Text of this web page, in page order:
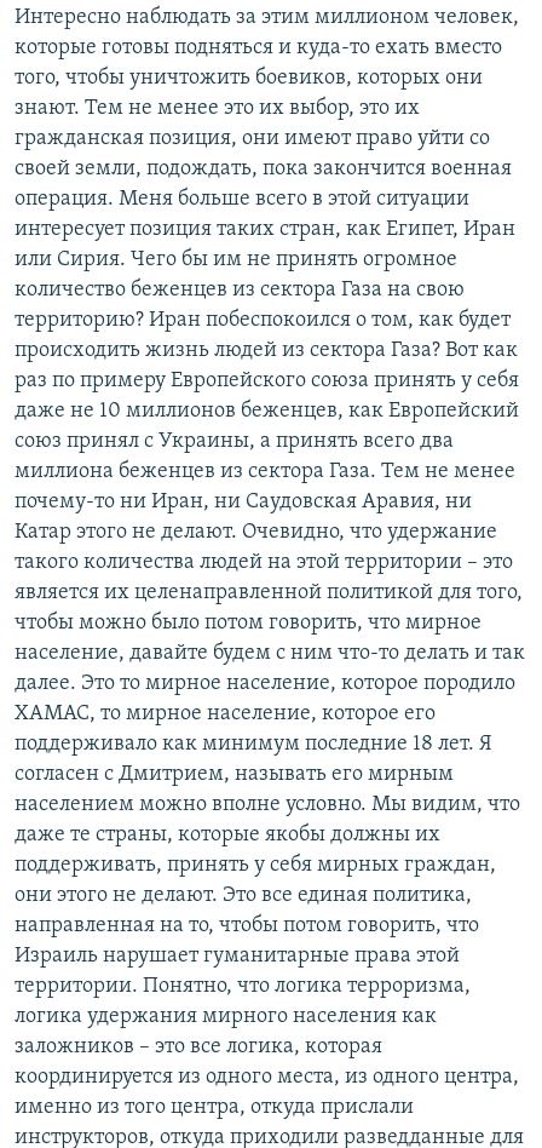
Интересно наблюдать за этим миллионом человек,
которые готовы подняться и куда-то ехать вместо
того, чтобы уничтожить боевиков, которых они
знают. Тем не менее это их выбор, это их
гражданская позиция, они имеют право уйти со
своей земли, подождать, пока закончится военная
операция. Меня больше всего в этой ситуации
интересует позиция таких стран, как Египет, Иран
или Сирия. Чего бы им не принять огромное
количество беженцев из сектора Газа на свою
территорию? Иран побеспокоился о том, как будет
происходить жизнь людей из сектора Газа? Вот как
раз по примеру Европейского союза принять у себя
даже не 10 миллионов беженцев, как Европейский
союз принял с Украины, а принять всего два
миллиона беженцев из сектора Газа. Тем не менее
почему-то ни Иран, ни Саудовская Аравия, ни
Катар этого не делают. Очевидно, что удержание
такого количества людей на этой территории – это
является их целенаправленной политикой для того,
чтобы можно было потом говорить, что мирное
население, давайте будем с ним что-то делать и так
далее. Это то мирное население, которое породило
ХАМАС, то мирное население, которое его
поддерживало как минимум последние 18 лет. Я
согласен с Дмитрием, называть его мирным
населением можно вполне условно. Мы видим, что
даже те страны, которые якобы должны их
поддерживать, принять у себя мирных граждан,
они этого не делают. Это все единая политика,
направленная на то, чтобы потом говорить, что
Израиль нарушает гуманитарные права этой
территории. Понятно, что логика терроризма,
логика удержания мирного населения как
заложников – это все логика, которая
координируется из одного места, из одного центра,
именно из того центра, откуда прислали
инструкторов, откуда приходили разведданные для